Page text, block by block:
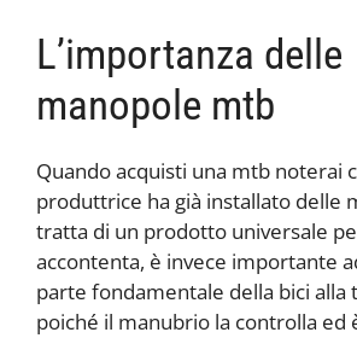
L’importanza delle
manopole mtb
Quando acquisti una mtb noterai
produttrice ha già installato delle
tratta di un prodotto universale
accontenta, è invece importante
parte fondamentale della bici alla
poiché il manubrio la controlla ed